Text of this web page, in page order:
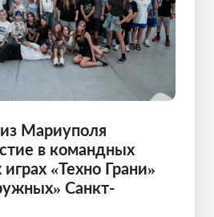
Мариуполя
в командных
«Техно Грани»
Санкт-